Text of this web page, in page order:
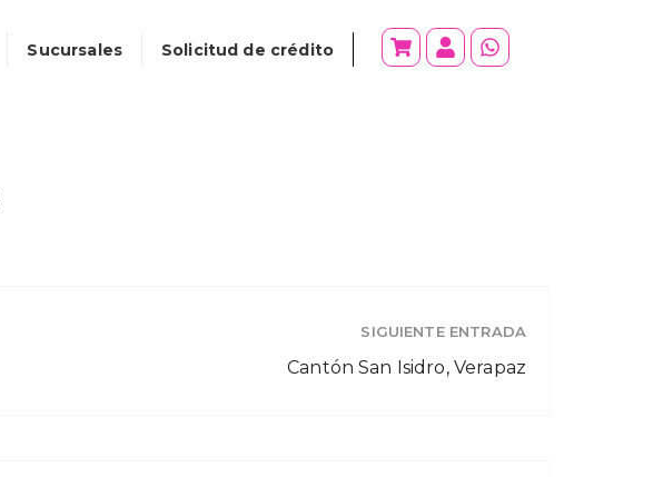
Sucursales Solicitud de crédito
SIGUIENTE ENTRADA
Cantón San Isidro, Verapaz